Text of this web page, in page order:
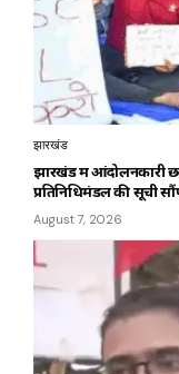
झारखंड
झारखंड में आंदोलनकारी
प्रतिनिधिमंडल की सूची
August 7, 2026